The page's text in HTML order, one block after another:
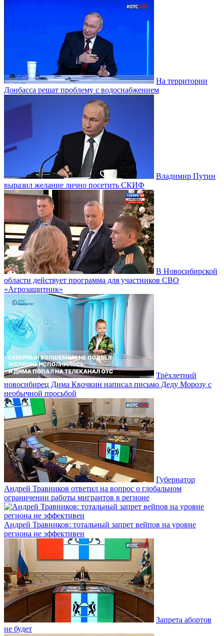
На территории
Донбасса решат проблему с водоснабжением
Владимир Путин
выразил желание лично посетить СКИФ
В Новосибирской
области действует программа для участников СВО
«Агрозащитник»
Трёхлетний
новосибирец Дима Квочкин написал письмо Деду Морозу с
необычной просьбой
Губернатор
Андрей Травников ответил на вопрос о глобальном
ограничении работы мигрантов в регионе
Андрей Травников: тотальный запрет вейпов на уровне
региона не эффективен
Запрета абортов
не будет